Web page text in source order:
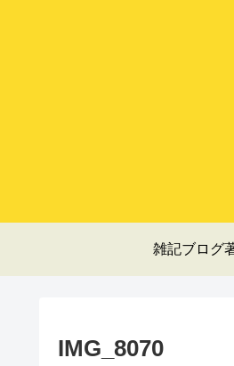
雑記ブログ
IMG_8070